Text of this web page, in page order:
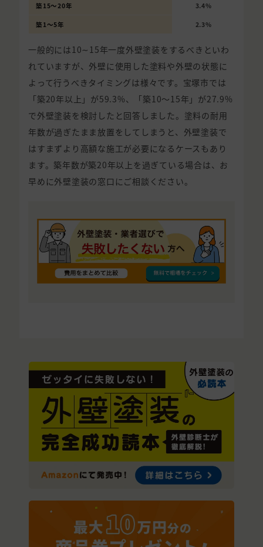
築15〜20年 3.4%
築1〜5年 2.3%
一般的には10∼15年一度外壁塗装をするべきといわ
れていますが、外壁に使用した塗料や外壁の状態に
よって行うべきタイミングは様々です。宝塚市では
「築20年以上」が59.3%、「築10〜15年」が27.9%
で外壁塗装を検討したと回答しました。塗料の耐用
年数が過ぎたまま放置をしてしまうと、外壁塗装で
はすまずより高額な施工が必要になるケースもあり
ます。築年数が築20年以上を過ぎている場合は、お
早めに外壁塗装の窓口にご相談ください。